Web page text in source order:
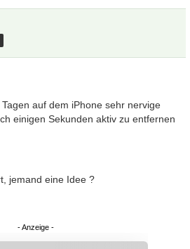
auf dem iPhone sehr nervige
einigen Sekunden aktiv zu entfernen
jemand eine Idee ?